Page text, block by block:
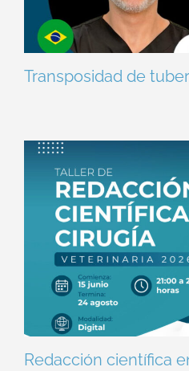
Transposidad de
Redacción científica